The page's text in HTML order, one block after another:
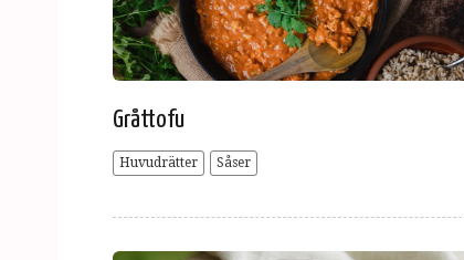
Gråttofu
Huvudrätter Såser